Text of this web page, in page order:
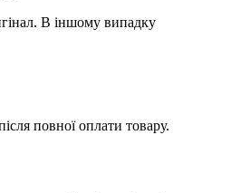
В іншому випадку
повної оплати товару.